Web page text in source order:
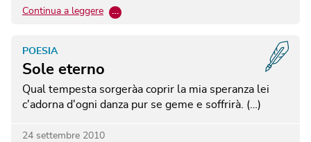
Continua a leggere …
Sole eterno
POESIA
Qual tempesta sorgeràa coprir la mia speranza lei
c'adorna d'ogni danza pur se geme e soffrirà. (…)
24 settembre 2010